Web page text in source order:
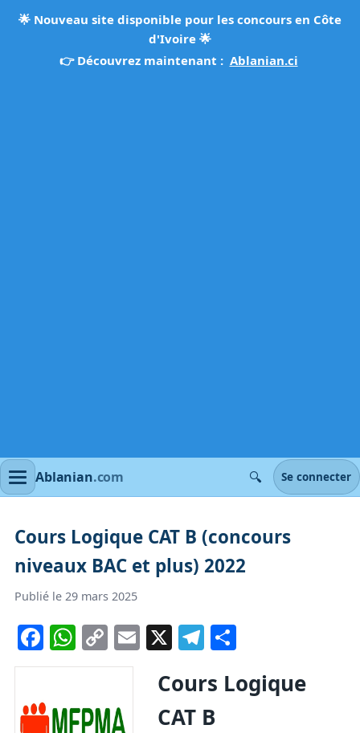
🌟 Nouveau site disponible pour les concours en Côte
d'Ivoire 🌟
👉 Découvrez maintenant : Ablanian.ci
Ablanian.com 🔍 Se connecter
Cours Logique CAT B (concours
niveaux BAC et plus) 2022
Publié le 29 mars 2025
Facebook
WhatsApp
Copy
Link
Email
X Telegram
Partager
Cours Logique
CAT B